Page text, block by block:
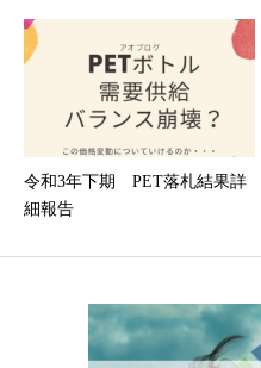
令和3年下期 PET落札結果詳
細報告